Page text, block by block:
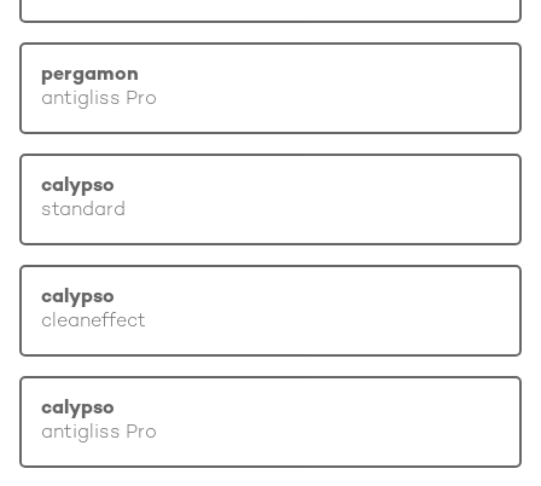
pergamon
antigliss Pro
calypso
standard
calypso
cleaneffect
calypso
antigliss Pro